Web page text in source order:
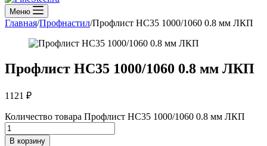
Меню
Главная/Профнастил/Профлист НС35 1000/1060 0.8 мм ЛКП
Профлист НС35 1000/1060 0.8 мм ЛКП
1121 ₽
Количество товара Профлист НС35 1000/1060 0.8 мм ЛКП
В корзину